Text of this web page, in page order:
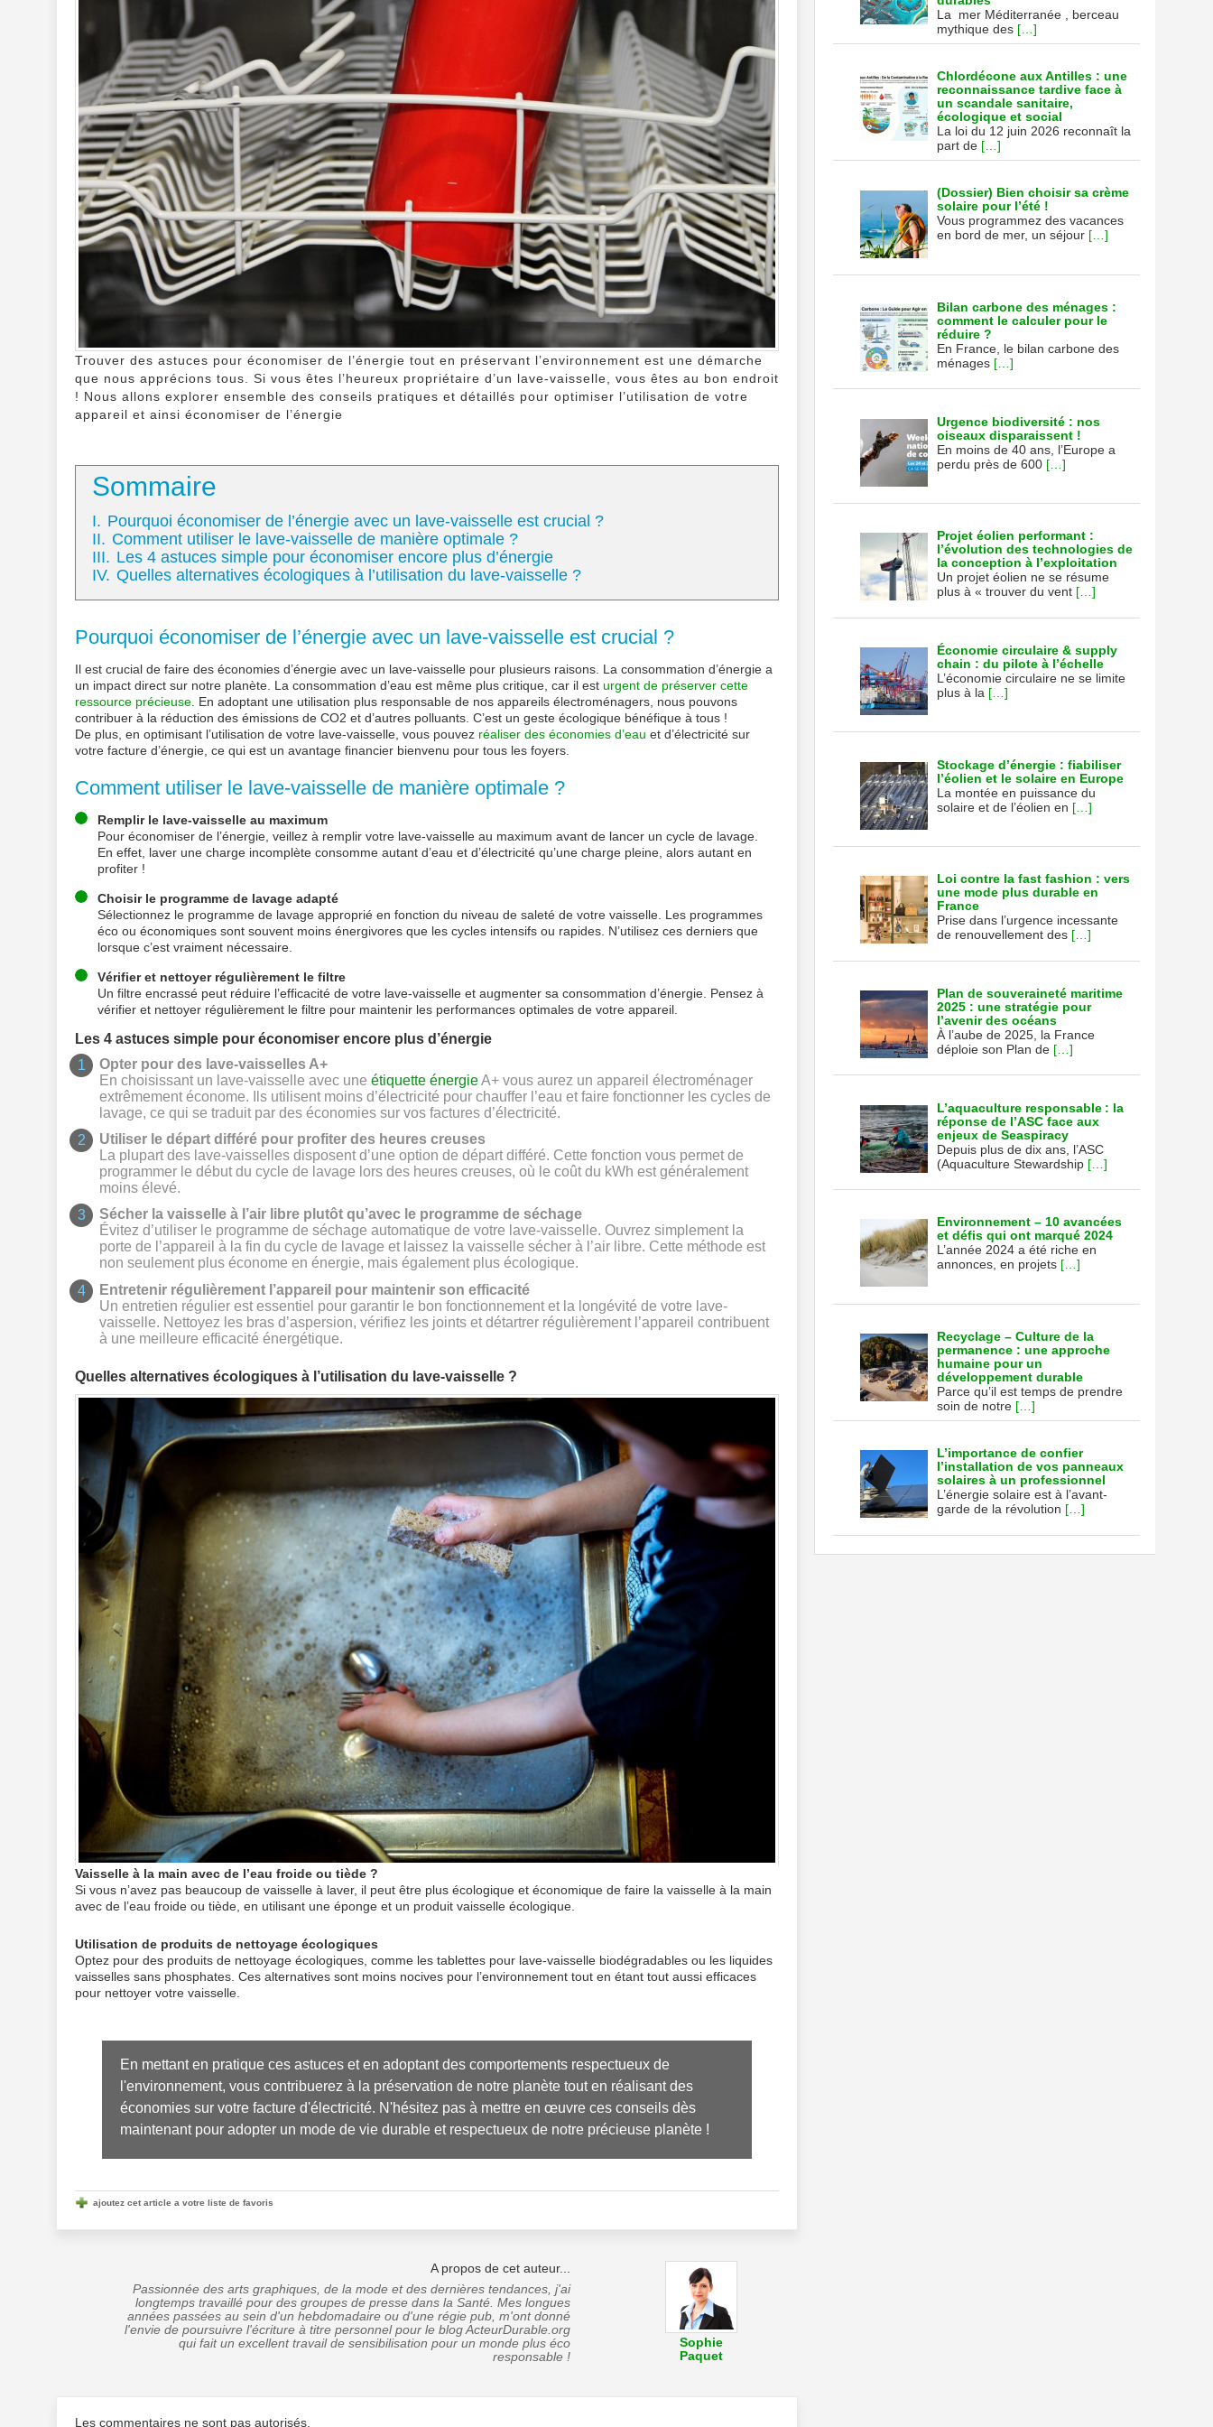
Trouver des astuces pour économiser de l’énergie tout en préservant l’environnement est une démarche
que nous apprécions tous. Si vous êtes l’heureux propriétaire d’un lave-vaisselle, vous êtes au bon endroit
! Nous allons explorer ensemble des conseils pratiques et détaillés pour optimiser l’utilisation de votre
appareil et ainsi économiser de l’énergie
Sommaire
I. Pourquoi économiser de l’énergie avec un lave-vaisselle est crucial ?
II. Comment utiliser le lave-vaisselle de manière optimale ?
III. Les 4 astuces simple pour économiser encore plus d’énergie
IV. Quelles alternatives écologiques à l’utilisation du lave-vaisselle ?
Pourquoi économiser de l’énergie avec un lave-vaisselle est crucial ?
Il est crucial de faire des économies d’énergie avec un lave-vaisselle pour plusieurs raisons. La consommation d’énergie a
un impact direct sur notre planète. La consommation d’eau est même plus critique, car il est urgent de préserver cette
ressource précieuse . En adoptant une utilisation plus responsable de nos appareils électroménagers, nous pouvons
contribuer à la réduction des émissions de CO2 et d’autres polluants. C’est un geste écologique bénéfique à tous !
De plus, en optimisant l’utilisation de votre lave-vaisselle, vous pouvez réaliser des économies d’eau et d’électricité sur
votre facture d’énergie, ce qui est un avantage financier bienvenu pour tous les foyers.
Comment utiliser le lave-vaisselle de manière optimale ?
Remplir le lave-vaisselle au maximum
Pour économiser de l’énergie, veillez à remplir votre lave-vaisselle au maximum avant de lancer un cycle de lavage.
En effet, laver une charge incomplète consomme autant d’eau et d’électricité qu’une charge pleine, alors autant en
profiter !
Choisir le programme de lavage adapté
Sélectionnez le programme de lavage approprié en fonction du niveau de saleté de votre vaisselle. Les programmes
éco ou économiques sont souvent moins énergivores que les cycles intensifs ou rapides. N’utilisez ces derniers que
lorsque c’est vraiment nécessaire.
Vérifier et nettoyer régulièrement le filtre
Un filtre encrassé peut réduire l’efficacité de votre lave-vaisselle et augmenter sa consommation d’énergie. Pensez à
vérifier et nettoyer régulièrement le filtre pour maintenir les performances optimales de votre appareil.
Les 4 astuces simple pour économiser encore plus d’énergie
Opter pour des lave-vaisselles A+
En choisissant un lave-vaisselle avec uneétiquette énergieA+ vous aurez un appareil électroménager
extrêmement économe. Ils utilisent moins d’électricité pour chauffer l’eau et faire fonctionner les cycles de
lavage, ce qui se traduit par des économies sur vos factures d’électricité.
Utiliser le départ différé pour profiter des heures creuses
La plupart des lave-vaisselles disposent d’une option de départ différé. Cette fonction vous permet de
programmer le début du cycle de lavage lors des heures creuses, où le coût du kWh est généralement
moins élevé.
Sécher la vaisselle à l’air libre plutôt qu’avec le programme de séchage
Évitez d’utiliser le programme de séchage automatique de votre lave-vaisselle. Ouvrez simplement la
porte de l’appareil à la fin du cycle de lavage et laissez la vaisselle sécher à l’air libre. Cette méthode est
non seulement plus économe en énergie, mais également plus écologique.
Entretenir régulièrement l’appareil pour maintenir son efficacité
Un entretien régulier est essentiel pour garantir le bon fonctionnement et la longévité de votre lave-
vaisselle. Nettoyez les bras d’aspersion, vérifiez les joints et détartrer régulièrement l’appareil contribuent
à une meilleure efficacité énergétique.
Quelles alternatives écologiques à l’utilisation du lave-vaisselle ?
Vaisselle à la main avec de l’eau froide ou tiède ?
Si vous n’avez pas beaucoup de vaisselle à laver, il peut être plus écologique et économique de faire la vaisselle à la main
avec de l’eau froide ou tiède, en utilisant une éponge et un produit vaisselle écologique.
Utilisation de produits de nettoyage écologiques
Optez pour des produits de nettoyage écologiques, comme les tablettes pour lave-vaisselle biodégradables ou les liquides
vaisselles sans phosphates. Ces alternatives sont moins nocives pour l’environnement tout en étant tout aussi efficaces
pour nettoyer votre vaisselle.
En mettant en pratique ces astuces et en adoptant des comportements respectueux de
l'environnement, vous contribuerez à la préservation de notre planète tout en réalisant des
économies sur votre facture d'électricité. N'hésitez pas à mettre en œuvre ces conseils dès
maintenant pour adopter un mode de vie durable et respectueux de notre précieuse planète !
ajoutez cet article a votre liste de favoris
Sophie
Paquet
A propos de cet auteur...
Passionnée des arts graphiques, de la mode et des dernières tendances, j'ai
longtemps travaillé pour des groupes de presse dans la Santé. Mes longues
années passées au sein d'un hebdomadaire ou d'une régie pub, m'ont donné
l'envie de poursuivre l'écriture à titre personnel pour le blog ActeurDurable.org
qui fait un excellent travail de sensibilisation pour un monde plus éco
responsable !
Les commentaires ne sont pas autorisés.
La mer Méditerranée , berceau
mythique des […]
Chlordécone aux Antilles : une
reconnaissance tardive face à
un scandale sanitaire,
écologique et social
La loi du 12 juin 2026 reconnaît la
part de […]
(Dossier) Bien choisir sa crème
solaire pour l’été !
Vous programmez des vacances
en bord de mer, un séjour […]
Bilan carbone des ménages :
comment le calculer pour le
réduire ?
En France, le bilan carbone des
ménages […]
Urgence biodiversité : nos
oiseaux disparaissent !
En moins de 40 ans, l’Europe a
perdu près de 600 […]
Projet éolien performant :
l’évolution des technologies de
la conception à l’exploitation
Un projet éolien ne se résume
plus à « trouver du vent […]
Économie circulaire & supply
chain : du pilote à l’échelle
L’économie circulaire ne se limite
plus à la […]
Stockage d’énergie : fiabiliser
l’éolien et le solaire en Europe
La montée en puissance du
solaire et de l’éolien en […]
Loi contre la fast fashion : vers
une mode plus durable en
France
Prise dans l’urgence incessante
de renouvellement des […]
Plan de souveraineté maritime
2025 : une stratégie pour
l’avenir des océans
À l’aube de 2025, la France
déploie son Plan de […]
L’aquaculture responsable : la
réponse de l’ASC face aux
enjeux de Seaspiracy
Depuis plus de dix ans, l’ASC
(Aquaculture Stewardship […]
Environnement – 10 avancées
et défis qui ont marqué 2024
L’année 2024 a été riche en
annonces, en projets […]
Recyclage – Culture de la
permanence : une approche
humaine pour un
développement durable
Parce qu’il est temps de prendre
soin de notre […]
L’importance de confier
l’installation de vos panneaux
solaires à un professionnel
L’énergie solaire est à l’avant-
garde de la révolution […]